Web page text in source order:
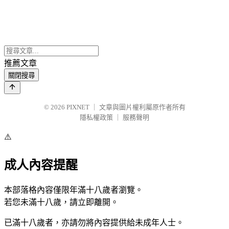
推薦文章
關閉搜尋
© 2026 PIXNET
文章與圖片權利屬原作者所有
隱私權政策
服務聲明
⚠️
成人內容提醒
本部落格內容僅限年滿十八歲者瀏覽。
若您未滿十八歲，請立即離開。
已滿十八歲者，亦請勿將內容提供給未成年人士。